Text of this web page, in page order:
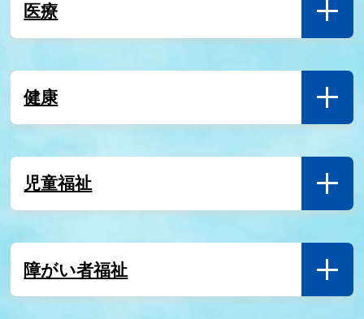
8月1日
8月1日
健康フェア2026 ～“１０年後の自分のために”今日か
7月31日
7月31日
医療
健康
児童福祉
障がい者福祉